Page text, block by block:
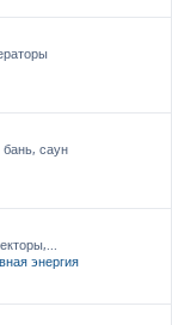
бань, саун
энергия